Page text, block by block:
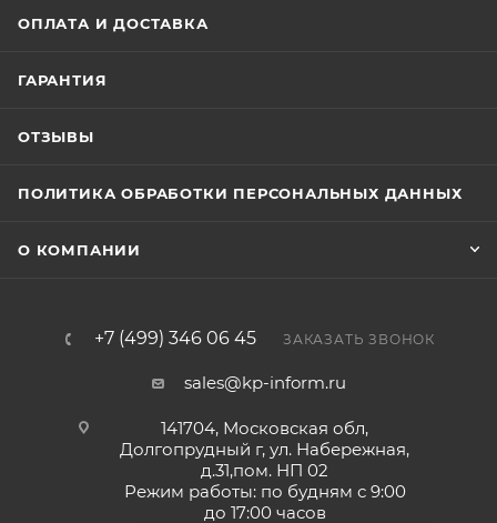
ОПЛАТА И ДОСТАВКА
ГАРАНТИЯ
ОТЗЫВЫ
ПОЛИТИКА ОБРАБОТКИ ПЕРСОНАЛЬНЫХ ДАННЫХ
О КОМПАНИИ
+7 (499) 346 06 45 ЗАКАЗАТЬ ЗВОНОК
sales@kp-inform.ru
141704, Московская обл,
Долгопрудный г, ул. Набережная,
д.31,пом. НП 02
Режим работы: по будням с 9:00
до 17:00 часов